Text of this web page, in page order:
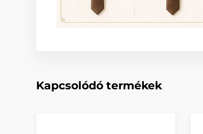
Kapcsolódó termékek